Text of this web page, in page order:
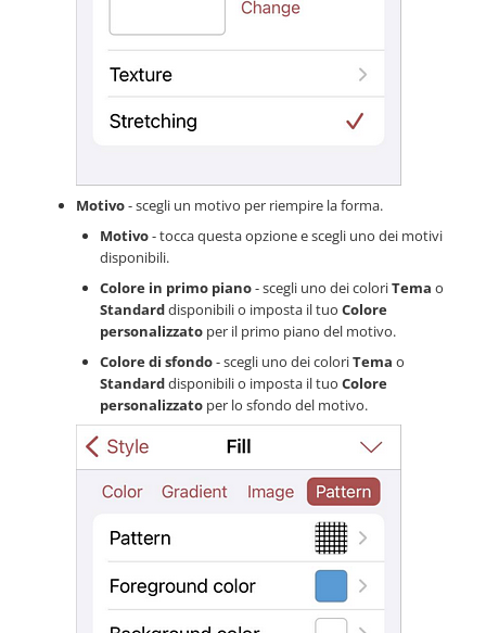
Motivo- scegli un motivo per riempire la forma.
Motivo- tocca questa opzione e scegli uno dei motivi
disponibili.
Colore in primo piano- scegli uno dei coloriTema o
Standarddisponibili o imposta il tuo Colore
personalizzato per il primo piano del motivo.
Colore di sfondo- scegli uno dei coloriTema o
Standarddisponibili o imposta il tuo Colore
personalizzato per lo sfondo del motivo.